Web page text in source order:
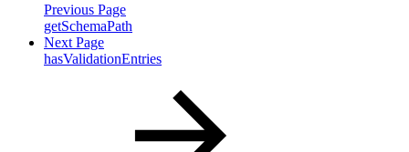
Previous Page
getSchemaPath
Next Page
hasValidationEntries